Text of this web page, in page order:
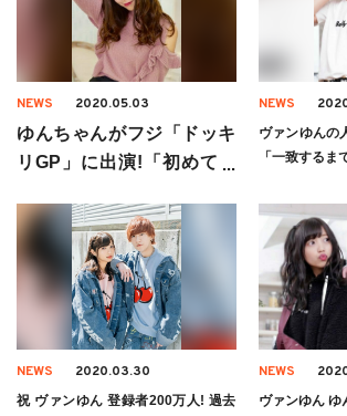
NEWS 2020.05.03
ゆんちゃんがフジ「ドッキ
リGP」に出演!「初めてテ
NEWS
ヴァンゆんの
「一致するま
NEWS 2020.03.30
祝 ヴァンゆん 登録者200万人! 過去
NEWS
ヴァンゆん